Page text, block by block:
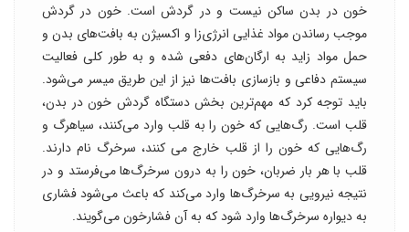
خون در بدن ساکن نیست و در گردش است. خون در گردش
موجب رساندن مواد غذایی انرژی‌زا و اکسیژن به بافت‌های بدن و
حمل مواد زاید به ارگان‌های دفعی شده و به طور کلی فعالیت
سیستم دفاعی و بازسازی بافت‌ها نیز از این طریق میسر می‌شود.
باید توجه کرد که مهم‌ترین بخش دستگاه گردش خون در بدن،
قلب است. رگ‌هایی که خون را به قلب وارد می‌کنند، سیاهرگ و
رگ‌هایی که خون را از قلب خارج می کنند، سرخرگ نام دارند.
قلب با هر بار ضربان، خون را به درون سرخرگ‌ها می‌فرستد و در
نتیجه نیرویی به سرخرگ‌ها وارد می‌کند که باعث می‌شود فشاری
به دیواره سرخرگ‌ها وارد شود که به آن فشارخون می‌گویند.